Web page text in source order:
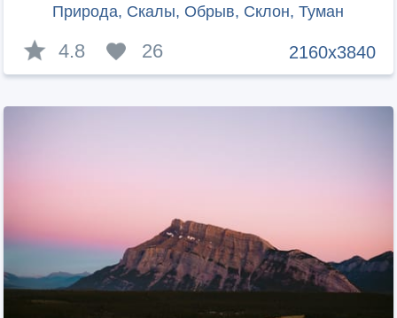
Природа, Скалы, Обрыв, Склон, Туман
2160x3840
4.8 26